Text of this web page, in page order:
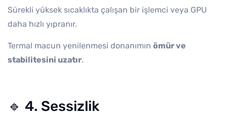
Sürekli yüksek sıcaklıkta çalışan bir işlemci veya GPU
daha hızlı yıpranır.
Termal macun yenilenmesi donanımın ömür ve
stabilitesini uzatır.
🔹 4. Sessizlik